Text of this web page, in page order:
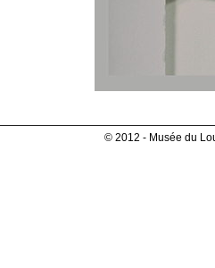
© 2012 - Musée du